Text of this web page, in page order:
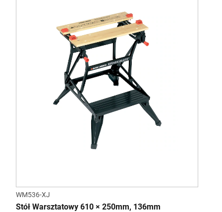
WM536-XJ
Stół Warsztatowy 610 × 250mm, 136mm